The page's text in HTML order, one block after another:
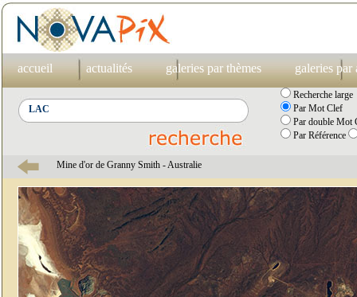
accueil actualités galeries par thèmes galeries par
Recherche large
Par Mot Clef
Par double Mot
Par Référence
Mine d'or de Granny Smith - Australie